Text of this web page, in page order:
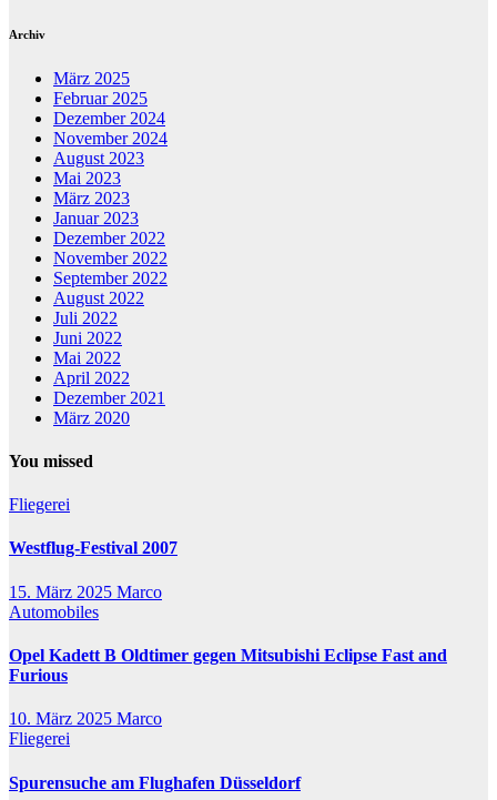
Archiv
März 2025
Februar 2025
Dezember 2024
November 2024
August 2023
Mai 2023
März 2023
Januar 2023
Dezember 2022
November 2022
September 2022
August 2022
Juli 2022
Juni 2022
Mai 2022
April 2022
Dezember 2021
März 2020
You missed
Fliegerei
Westflug-Festival 2007
15. März 2025 Marco
Automobiles
Opel Kadett B Oldtimer gegen Mitsubishi Eclipse Fast and
Furious
10. März 2025 Marco
Fliegerei
Spurensuche am Flughafen Düsseldorf